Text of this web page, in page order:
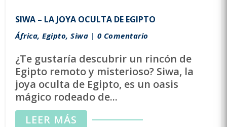
SIWA – LA JOYA OCULTA DE EGIPTO
África,Egipto,Siwa | 0 Comentario
¿Te gustaría descubrir un rincón de
Egipto remoto y misterioso? Siwa, la
joya oculta de Egipto, es un oasis
mágico rodeado de...
LEER MÁS